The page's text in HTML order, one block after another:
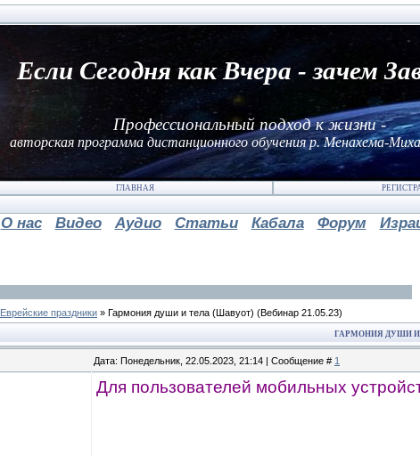
Если Сегодня как Вчера - зачем
Профессиональный подход к жизни -
авторская программа дистанционного обучения р. Менахема-
ГЛАВНАЯ
О нас Видео Аудио Статьи Кабала Форум
Еврейские праздники » Гармония души и тела (Шавуот) (Вебинар 21.05.23)
ГАРМОНИЯ ДУШИ
Дата: Понедельник, 22.05.2023, 21:14 | Сообщение # 1
Для пользователей мобильных